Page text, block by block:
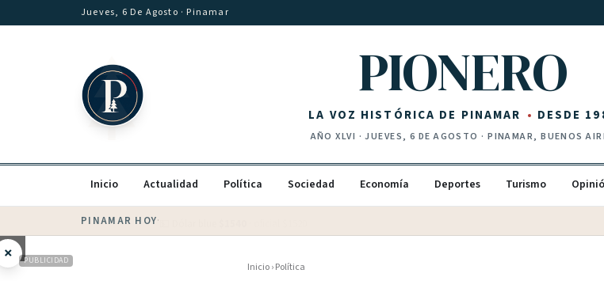
Saltar al contenidoJueves, 6 De Agosto · Pinamar
PIONERO
LA VOZ HISTÓRICA DE PINAMAR DESDE
AÑOXLVI ·JUEVES, 6 DE AGOSTO · PINAMAR, BUENOS
Inicio Actualidad Política Sociedad Economía Deportes Turismo
PINAMAR HOY·
× PUBLICIDAD Inicio›Política